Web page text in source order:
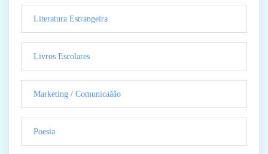
Literatura Estrangeira
Livros Escolares
Marketing / Comunicaãão
Poesia